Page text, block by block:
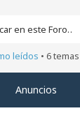
leídos • 6
Anuncios